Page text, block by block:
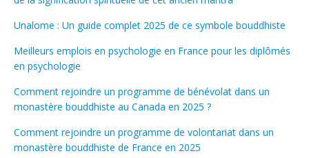
Unalome : Un guide complet 2025 de ce symbole bouddhiste
Meilleurs emplois en psychologie en France pour les diplômés
en psychologie
Comment rejoindre un programme de bénévolat dans un
monastère bouddhiste au Canada en 2025 ?
Comment rejoindre un programme de volontariat dans un
monastère bouddhiste de France en 2025